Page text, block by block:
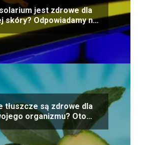
jest zdrowe dla
skóry? Odpowiadamy na
pytanie
tłuszcze są zdrowe dla
organizmu? Oto
najlepszych opcji!